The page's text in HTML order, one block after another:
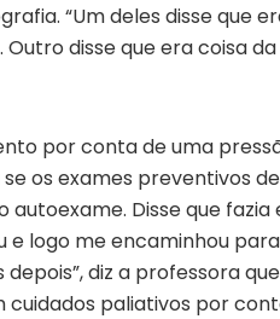
“Um deles disse que
disse que era coisa
por conta de uma
os exames preventivos
autoexame. Disse que fazia
e logo me encaminhou
diz a professora
paliativos por